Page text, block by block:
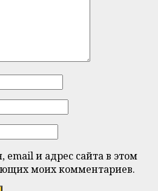
email и адрес сайта в этом
моих комментариев.